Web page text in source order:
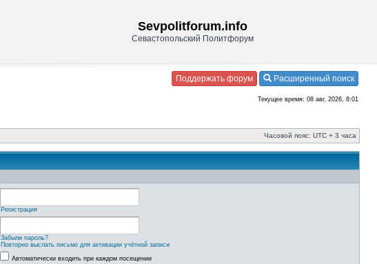
Sevpolitforum.info
Севастопольский Политфорум
Поддержать форум Расширенный поиск
Текущее время: 08 авг, 2026, 8:01
Часовой пояс: UTC + 3 часа
Регистрация
Забыли пароль?
Повторно выслать письмо для активации учётной записи
Автоматически входить при каждом посещении